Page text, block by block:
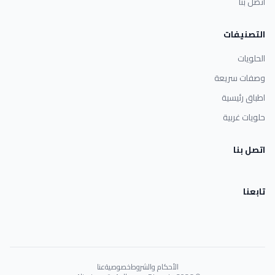
التصنيفات
الحلويات
وصفات سريعة
اطباق رئيسية
حلويات غربية
اتصل بنا
تابعنا
الأحكام والشروطخصوصيةعنا